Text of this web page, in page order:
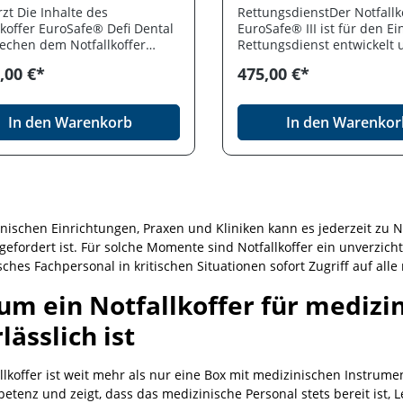
und Intensivstationen
Organisationen und
Mit dem ULMER
II von WEINMANN sind Sie
optimal vorbereitet. Er
Übersicht und Flexibilität
Begleiter für
Fachpersonal, das
Die Inhalte des
EuroSafe® Defi Dental
dem Notfallkoffer
FRED PA-1 von Schiller
gemäß MPG. Bei den
können Sie
den Inhalten
nach DIN
ca. 6,2 kg / Best.-Nr.: 1020-
L-DEFIInkl. Inhalt ca. 14,5
Nr.: 1020-1X-AW-G-V-DEFI
(Verbandmittel)Best.-Nr.:
€*
In den Warenkorb
RettungsdienstDer
EuroSafe® III ist für den
Rettungsdienst entwickelt
umfangreichere
Patientenversorgung ist
Beatmungseinheit
integrierte Ampullenleiste
Steckplätze für maximal 45
2L-AG-L Inkl.Inhalt ca. 14,2
Best.-Nr.: 1030-2L-AG-G
475,00 €*
In den
Einrichtungen, Praxen und Kliniken kann es jederzeit zu
ist. Für solche Momente sind Notfallkoffer ein
Fachpersonal in kritischen Situationen sofort Zugriff auf
ein Notfallkoffer für
ist
ist weit mehr als nur eine Box mit medizinischen
und zeigt, dass das medizinische Personal stets bereit